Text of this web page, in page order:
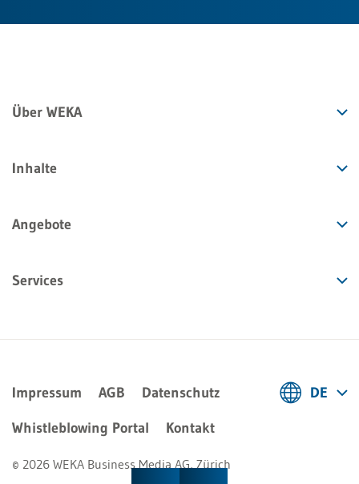
Über WEKA
Inhalte
Angebote
Services
Impressum AGB
Datenschutz
Whistleblowing Portal
Kontakt
© 2026 WEKA Business Media AG, Zürich
DE